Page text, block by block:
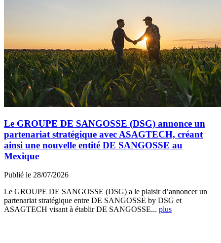
Le GROUPE DE SANGOSSE (DSG) annonce un
partenariat stratégique avec ASAGTECH, créant
ainsi une nouvelle entité DE SANGOSSE au
Mexique
Publié le 28/07/2026
Le GROUPE DE SANGOSSE (DSG) a le plaisir d’annoncer un
partenariat stratégique entre DE SANGOSSE by DSG et
ASAGTECH visant à établir DE SANGOSSE... plus